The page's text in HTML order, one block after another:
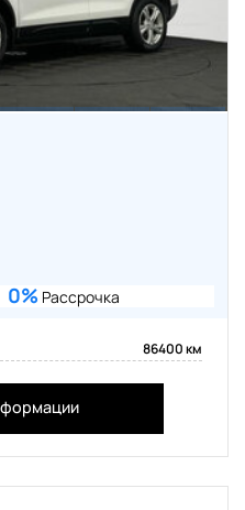
0% Рассрочка
86400 км